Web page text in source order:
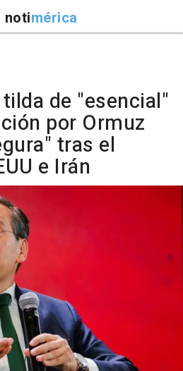
notimérica
de "esencial"
por Ormuz
tras el
e Irán